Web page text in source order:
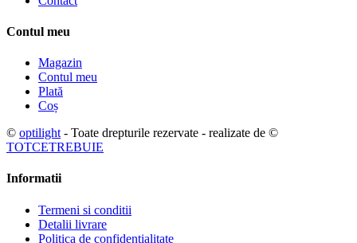
Contul meu
Magazin
Contul meu
Plată
Coș
© optilight - Toate drepturile rezervate - realizate de ©
TOTCETREBUIE
Informatii
Termeni si conditii
Detalii livrare
Politica de confidențialitate